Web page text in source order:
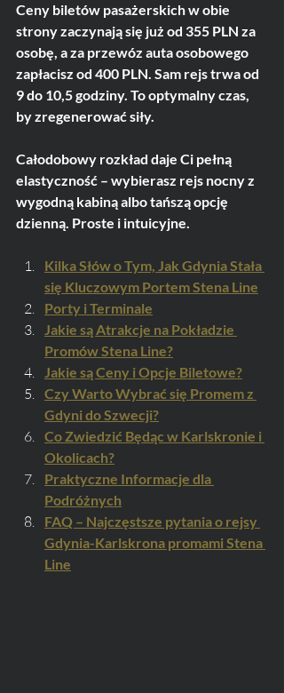
Ceny biletów pasażerskich w obie
strony zaczynają się już od 355 PLN za
osobę, a za przewóz auta osobowego
zapłacisz od 400 PLN. Sam rejs trwa od
9 do 10,5 godziny. To optymalny czas,
by zregenerować siły.
Całodobowy rozkład daje Ci pełną
elastyczność – wybierasz rejs nocny z
wygodną kabiną albo tańszą opcję
dzienną. Proste i intuicyjne.
Kilka Słów o Tym, Jak Gdynia Stała
się Kluczowym Portem Stena Line
Porty i Terminale
Jakie są Atrakcje na Pokładzie
Promów Stena Line?
Jakie są Ceny i Opcje Biletowe?
Czy Warto Wybrać się Promem z
Gdyni do Szwecji?
Co Zwiedzić Będąc w Karlskronie i
Okolicach?
Praktyczne Informacje dla
Podróżnych
FAQ – Najczęstsze pytania o rejsy
Gdynia-Karlskrona promami Stena
Line